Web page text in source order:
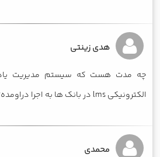
هدی زینتی
چه مدت هست که سیستم مدیریت
الکترونیکی lms در بانک ها به اجرا دراومده؟
محمدی